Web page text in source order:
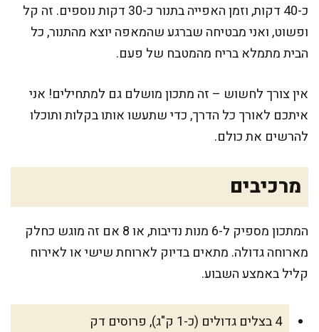
כ-40 דקות, וזמן האפייה בתנור כ-30 דקות נוספים. זה קל
ופשוט, ואני מבטיחה שברגע שהמאפה יוצא מהתנור, כל
הבית מתמלא בריח מהמטבח של פעם.
אין צורך לחשוש – זה מתכון מושלם גם למתחילים! אני
איתכם לאורך כל הדרך, כדי שתעשו אותו בקלות ותוכלו
להרשים את כולם.
מרכיבים
המתכון מספיק ל-6 מנות נדיבות, או 8 אם זה מוגש כחלק
מארוחה גדולה. מתאים בדיוק לארוחת שישי או לאירוח
קליל באמצע השבוע.
4 בצלים גדולים (כ-1 ק"ג), פרוסים דק